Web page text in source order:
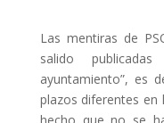
Las mentiras de
salido
ayuntamiento”, es
plazos diferentes en